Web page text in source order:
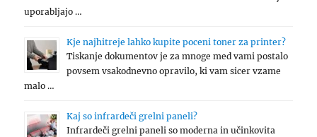
uporabljajo …
Kje najhitreje lahko kupite poceni toner za printer?
Tiskanje dokumentov je za mnoge med vami postalo
povsem vsakodnevno opravilo, ki vam sicer vzame
malo …
Kaj so infrardeči grelni paneli?
Infrardeči grelni paneli so moderna in učinkovita